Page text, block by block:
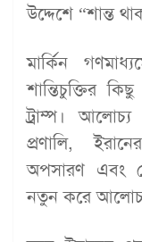
উদ্দেশে “শান্ত
মার্কিন
শান্তিচুক্তির
ট্রাম্প।
প্রণালি,
অপসারণ এবং
নতুন করে